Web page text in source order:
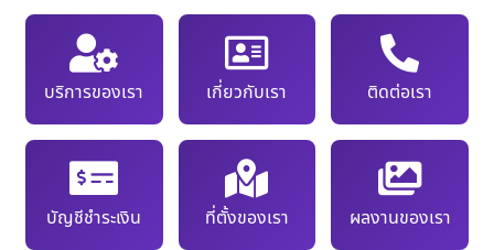
บริการของเรา เกี่ยวกับเรา ติดต่อเรา
บัญชีชำระเงิน ที่ตั้งของเรา ผลงานของเรา